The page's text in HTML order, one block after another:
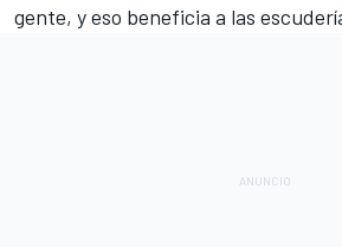
gente, y eso beneficia a las